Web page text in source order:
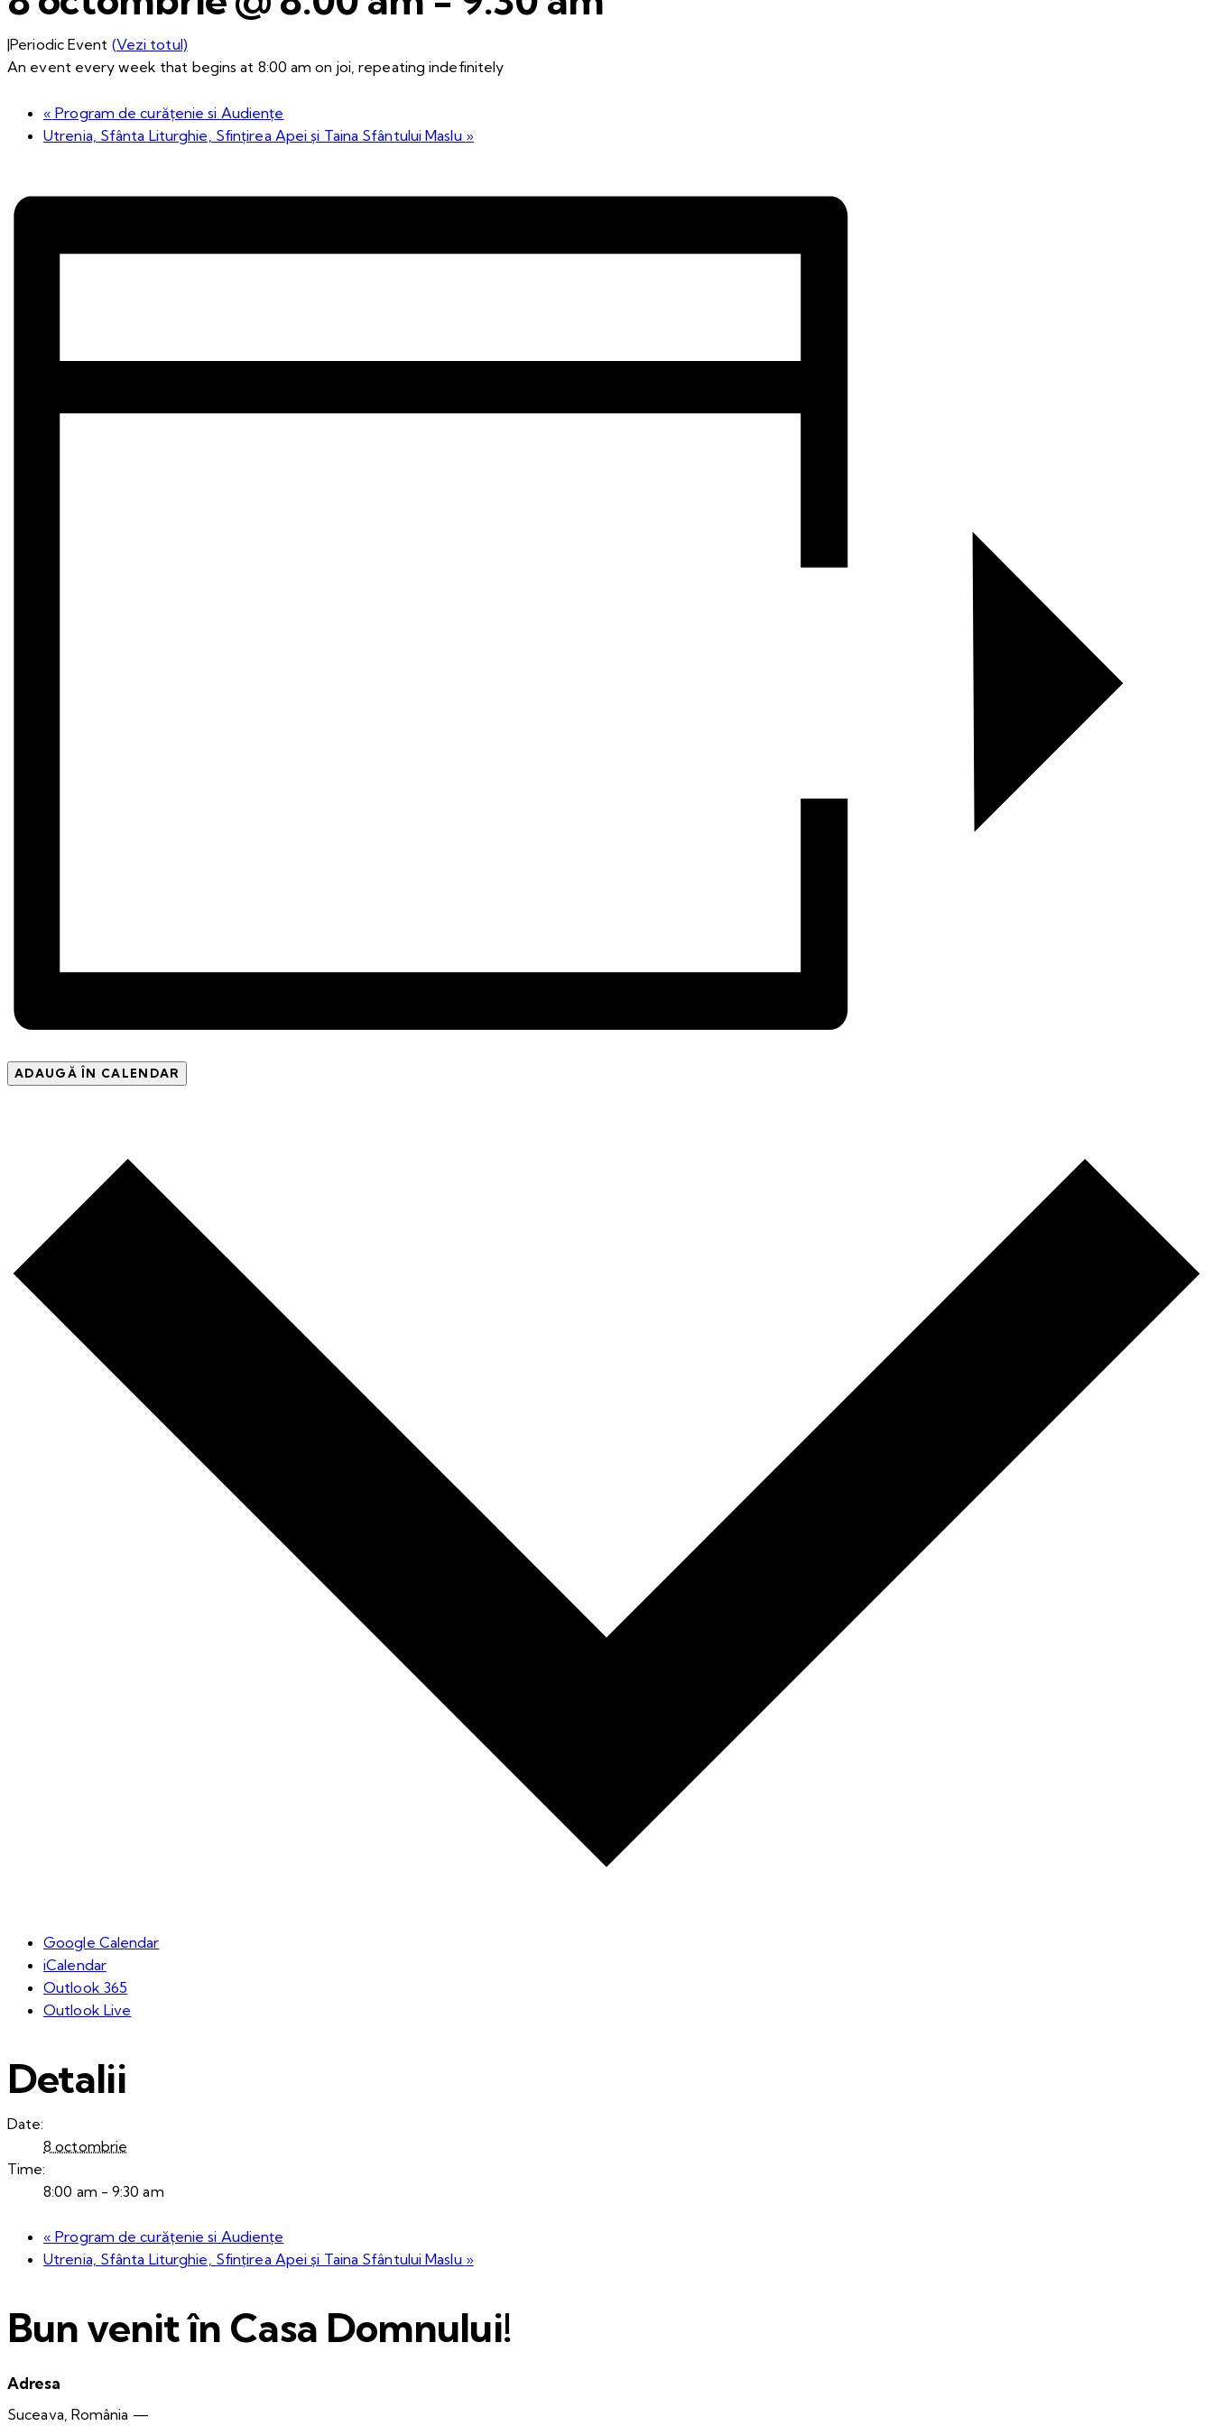
|Periodic Event (Vezi totul)
An event every week that begins at 8:00 am on joi, repeating indefinitely
« Program de curățenie si Audiențe
Utrenia, Sfânta Liturghie, Sfințirea Apei și Taina Sfântului Maslu »
ADAUGĂ ÎN CALENDAR
Google Calendar
iCalendar
Outlook 365
Outlook Live
Detalii
Date:
8 octombrie
Time:
8:00 am - 9:30 am
« Program de curățenie si Audiențe
Utrenia, Sfânta Liturghie, Sfințirea Apei și Taina Sfântului Maslu »
Bun venit în Casa Domnului!
Adresa
Suceava, România —